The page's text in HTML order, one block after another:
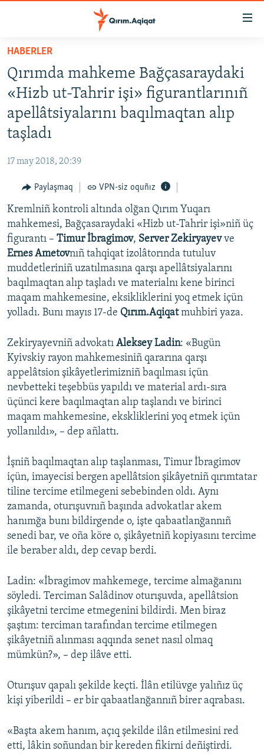
Esas
qaytmaq
Baş
navigatsiyağa
qaytmaq
Qıdıruvğa
HABERLER
SİYASET
İQTİSADİYAT
CEMİYET
İNSAN AQLARI
VİDEO
SÜRET
BLOGLAR
FİKİR
Русский
Українською
QOŞULIÑIZ!
RFE/RS bütün saytları
HABERLER
Qırımda mahkeme Bağçasaraydaki
«Hizb ut-Tahrir işi» figurantlarınıñ
apellâtsiyalarını baqılmaqtan alıp
taşladı
17 may 2018, 20:39
Paylaşmaq VPN-siz oquñız
Kremlniñ kontroli altında olğan Qırım Yuqarı
mahkemesi, Bağçasaraydaki «Hizb ut-Tahrir işi»niñ üç
figurantı – Timur İbragimov, Server Zekiryayevve
Ernes Ametovnıñ tahqiqat izolâtorında tutuluv
muddetleriniñ uzatılmasına qarşı apellâtsiyalarını
baqılmaqtan alıp taşladı ve materialnı kene birinci
maqam mahkemesine, eksikliklerini yoq etmek içün
yolladı. Bunı mayıs 17-de Qırım.Aqiqatmuhbiri yaza.
Zekiryayevniñ advokatı Aleksey Ladin: «Bugün
Kyivskiy rayon mahkemesiniñ qararına qarşı
appelâtsion şikâyetlerimizniñ baqılması içün
nevbetteki teşebbüs yapıldı ve material ardı-sıra
üçünci kere baqılmaqtan alıp taşlandı ve birinci
maqam mahkemesine, ekskliklerini yoq etmek içün
yollanıldı», – dep añlattı.
İşniñ baqılmaqtan alıp taşlanması, Timur İbragimov
içün, imayecisi bergen apellâtsion şikâyetniñ qırımtatar
tiline tercime etilmegeni sebebinden oldı. Aynı
zamanda, oturışuvnıñ başında advokatlar akem
hanımğa bunı bildirgende o, işte qabaatlanğannıñ
senedi bar, ve oña köre o, şikâyetniñ kopiyasını tercime
ile beraber aldı, dep cevap berdi.
Ladin: «İbragimov mahkemege, tercime almağanını
söyledi. Terciman Salâdinov oturışuvda, apellâtsion
şikâyetni tercime etmegenini bildirdi. Men biraz
şaştım: terciman tarafından tercime etilmegen
şikâyetniñ alınması aqqında senet nasıl olmaq
mümkün?», – dep ilâve etti.
Oturışuv qapalı şekilde keçti. İlân etilüvge yalıñız üç
kişi yiberildi – er bir qabaatlanğannıñ birer aqrabası.
«Başta akem hanım, açıq şekilde ilân etilmesini red
etti, lâkin soñundan bir kereden fikirni deñiştirdi.